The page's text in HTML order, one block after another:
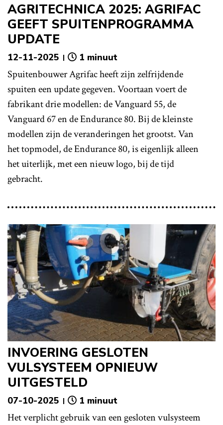
AGRITECHNICA 2025: AGRIFAC
GEEFT SPUITENPROGRAMMA
UPDATE
12-11-2025 1 minuut
Spuitenbouwer Agrifac heeft zijn zelfrijdende
spuiten een update gegeven. Voortaan voert de
fabrikant drie modellen: de Vanguard 55, de
Vanguard 67 en de Endurance 80. Bij de kleinste
modellen zijn de veranderingen het grootst. Van
het topmodel, de Endurance 80, is eigenlijk alleen
het uiterlijk, met een nieuw logo, bij de tijd
gebracht.
INVOERING GESLOTEN
VULSYSTEEM OPNIEUW
UITGESTELD
07-10-2025 1 minuut
Het verplicht gebruik van een gesloten vulsysteem